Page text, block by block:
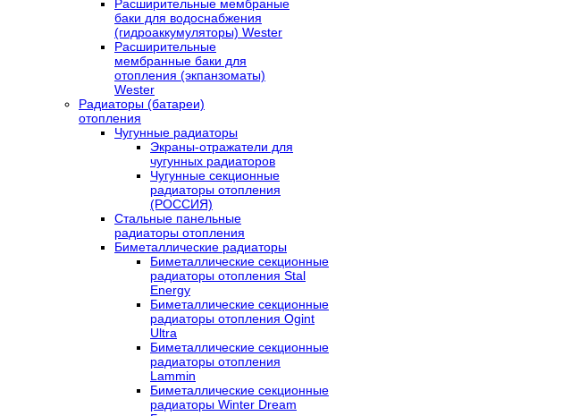
Расширительные мембраные
баки для водоснабжения
(гидроаккумуляторы) Wester
Расширительные
мембранные баки для
отопления (экпанзоматы)
Wester
Радиаторы (батареи)
отопления
Чугунные радиаторы
Экраны-отражатели для
чугунных радиаторов
Чугунные секционные
радиаторы отопления
(РОССИЯ)
Стальные панельные
радиаторы отопления
Биметаллические радиаторы
Биметаллические секционные
радиаторы отопления Stal
Energy
Биметаллические секционные
радиаторы отопления Ogint
Ultra
Биметаллические секционные
радиаторы отопления
Lammin
Биметаллические секционные
радиаторы Winter Dream